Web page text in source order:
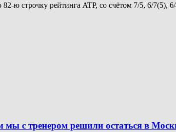
ю строчку рейтинга ATP, со счётом 7/5, 6/7(5),
с тренером решили остаться в